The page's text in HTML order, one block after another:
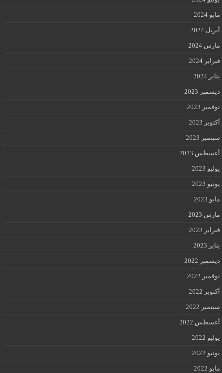
مايو 2024
أبريل 2024
مارس 2024
فبراير 2024
يناير 2024
ديسمبر 2023
نوفمبر 2023
أكتوبر 2023
سبتمبر 2023
أغسطس 2023
يوليو 2023
يونيو 2023
مايو 2023
مارس 2023
فبراير 2023
يناير 2023
ديسمبر 2022
نوفمبر 2022
أكتوبر 2022
سبتمبر 2022
أغسطس 2022
يوليو 2022
يونيو 2022
مايو 2022